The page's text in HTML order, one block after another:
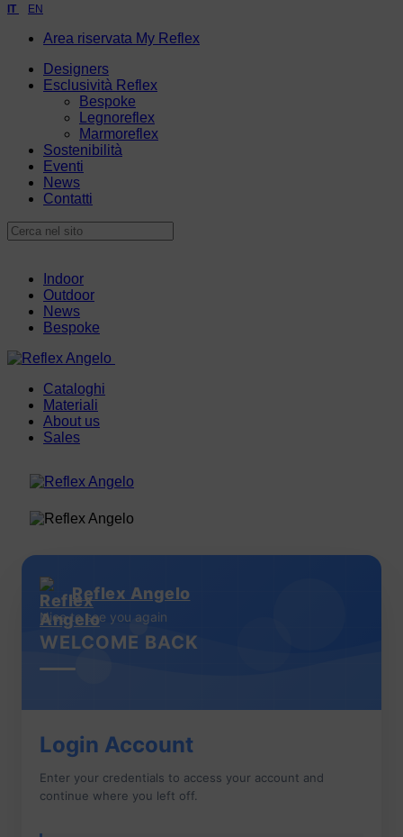
IT EN
Area riservata My Reflex
Designers
Esclusività Reflex
Bespoke
Legnoreflex
Marmoreflex
Sostenibilità
Eventi
News
Contatti
Indoor
Outdoor
News
Bespoke
Cataloghi
Materiali
About us
Sales
Reflex Angelo
Nice to see you again
WELCOME BACK
Login Account
Enter your credentials to access your account and
continue where you left off.